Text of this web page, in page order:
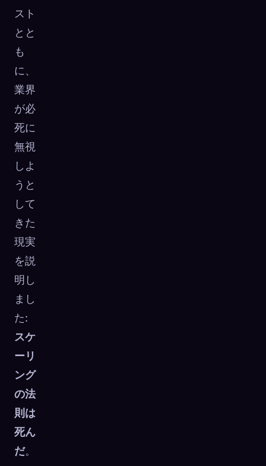
スト
とと
も
に、
業界
が必
死に
無視
しよ
うと
して
きた
現実
を説
明し
まし
た:
スケ
ーリ
ング
の法
則は
死ん
だ。